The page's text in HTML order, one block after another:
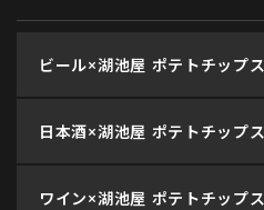
ビール×湖池屋 ポテトチップス
日本酒×湖池屋 ポテトチップス
ワイン×湖池屋 ポテトチップス